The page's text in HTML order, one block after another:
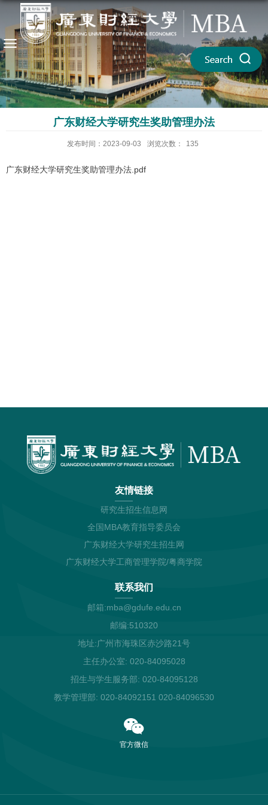
广东财经大学研究生奖助管理办法
发布时间：2023-09-03 浏览次数： 135
广东财经大学研究生奖助管理办法.pdf
友情链接
研究生招生信息网
全国MBA教育指导委员会
广东财经大学研究生招生网
广东财经大学工商管理学院/粤商学院
联系我们
邮箱:mba@gdufe.edu.cn
邮编:510320
地址:广州市海珠区赤沙路21号
主任办公室: 020-84095028
招生与学生服务部: 020-84095128
教学管理部: 020-84092151 020-84096530
官方微信